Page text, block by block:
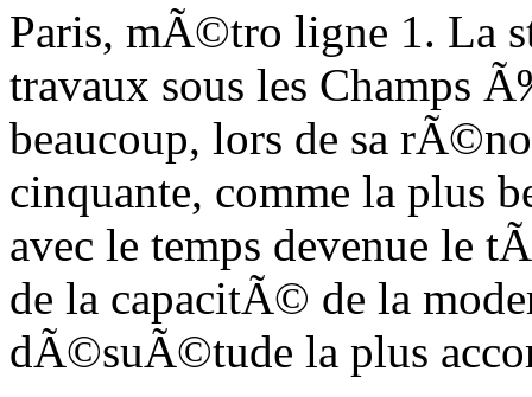
Paris, mÃ©tro ligne 1. La
travaux sous les
beaucoup, lors de sa
cinquante, comme la plus
avec le temps devenue le
de la capacitÃ© de la
dÃ©suÃ©tude la plus